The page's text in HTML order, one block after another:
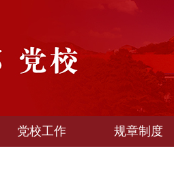
党校工作 规章制度